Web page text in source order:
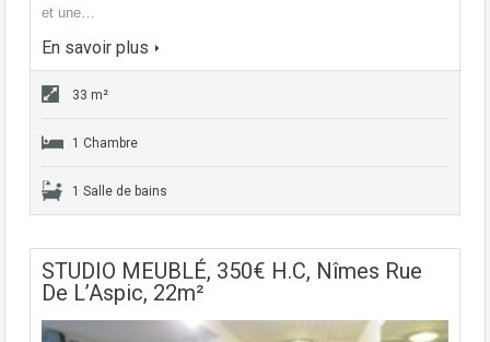
et une…
En savoir plus
33 m²
1 Chambre
1 Salle de bains
STUDIO MEUBLÉ, 350€ H.C, Nîmes Rue
De L’Aspic, 22m²